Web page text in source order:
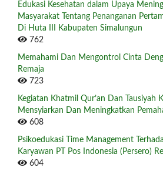
Edukasi Kesehatan dalam Upaya
Masyarakat Tentang Penanganan
Di Huta III Kabupaten Simalungun
762
Memahami Dan Mengontrol Cinta
Remaja
723
Kegiatan Khatmil Qur’an Dan Tausiyah
Mensyiarkan Dan Meningkatkan
608
Psikoedukasi Time Management
Karyawan PT Pos Indonesia (Persero)
604